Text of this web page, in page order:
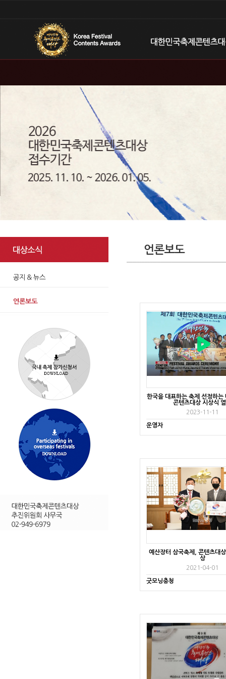
한국을 대표하는 축제 선정하는
콘텐츠대상 시상식
2023-11-11
운영자
예산장터 삼국축제, 콘텐츠대
상
2021-04-01
굿모닝충청